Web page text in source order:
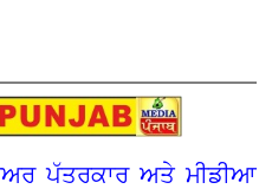
ਪੱਤਰਕਾਰ ਅਤੇ ਮੀਡੀਆ